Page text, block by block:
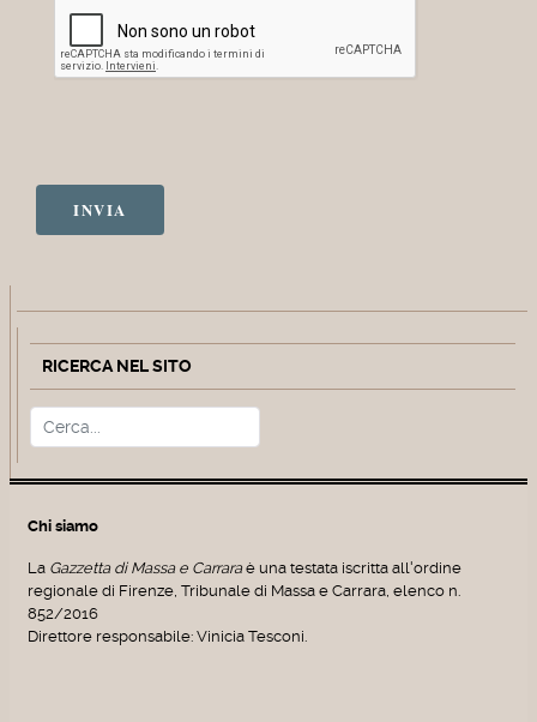
INVIA
RICERCA NEL SITO
Cerca Type 2 or more characters for
Chi siamo
La Gazzetta di Massa e Carraraè una testata iscritta all'ordine
regionale di Firenze, Tribunale di Massa e Carrara, elenco n.
852/2016
Direttore responsabile: Vinicia Tesconi.